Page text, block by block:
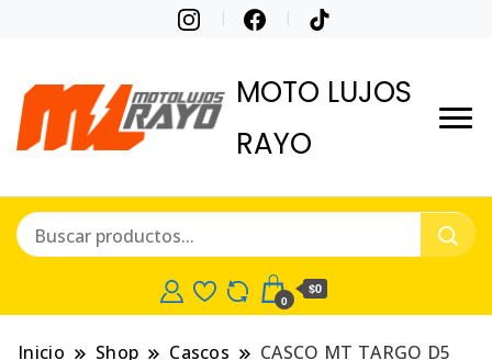
MOTO LUJOS
RAYO
0
$0
Inicio Shop Cascos
CASCO MT TARGO D5